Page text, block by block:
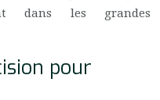
dans les grandes
pour